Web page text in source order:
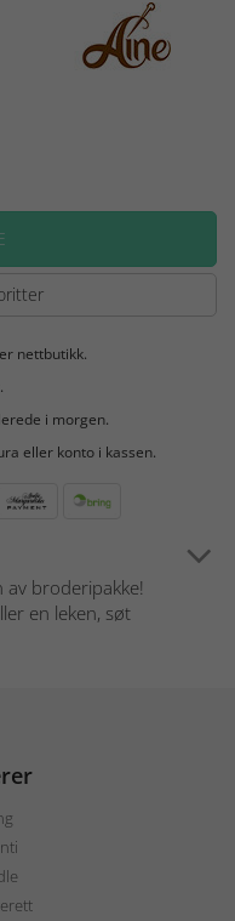
nettbutikk.
i morgen.
eller konto i kassen.
av broderipakke!
en leken, søt